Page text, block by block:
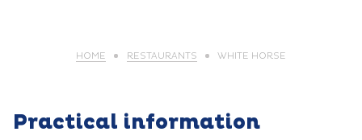
HOME RESTAURANTS WHITE HORSE
Practical information